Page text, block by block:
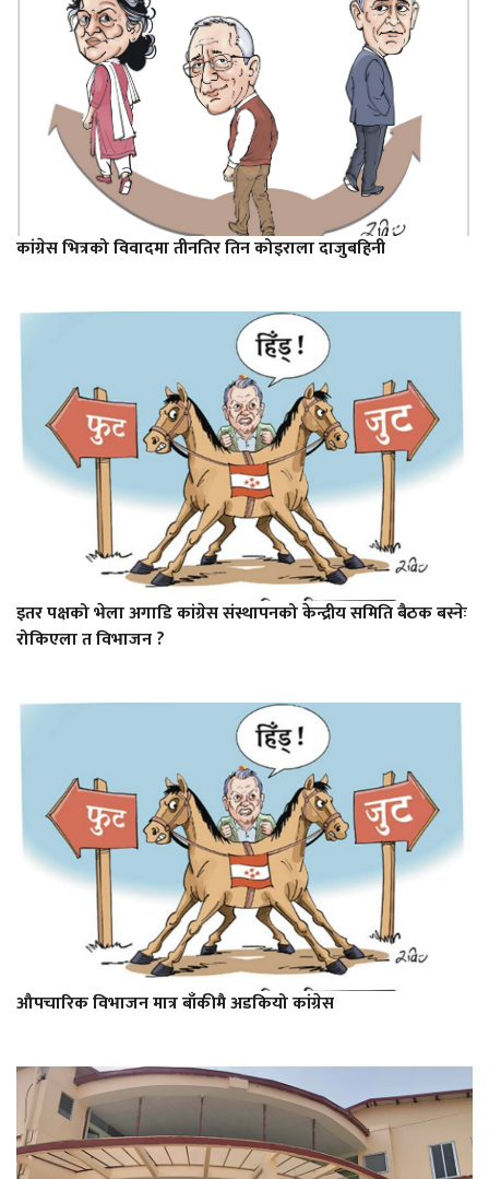
कांग्रेस भित्रको विवादमा तीनतिर तिन कोइराला दाजुबहिनी
इतर पक्षको भेला अगाडि कांग्रेस संस्थापनको केन्द्रीय समिति बैठक बस्नेः
रोकिएला त विभाजन ?
औपचारिक विभाजन मात्र बाँकीमै अडकियो कांग्रेस